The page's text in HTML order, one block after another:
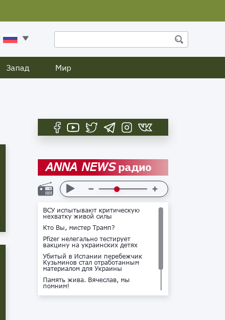
Запад Мир
ANNA NEWSрадио
ВСУ испытывают критическую
нехватку живой силы
Кто Вы, мистер Трамп?
Pfizer нелегально тестирует
вакцину на украинских детях
Убитый в Испании перебежчик
Кузьминов стал отработанным
материалом для Украины
Память жива. Вячеслав, мы
помним!
Не доставайся ты никому!